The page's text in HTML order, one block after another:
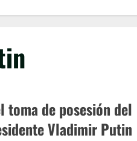
toma de posesión del
Vladimir Putin